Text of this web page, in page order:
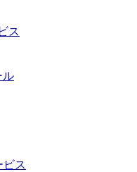
ス
ル
ビス